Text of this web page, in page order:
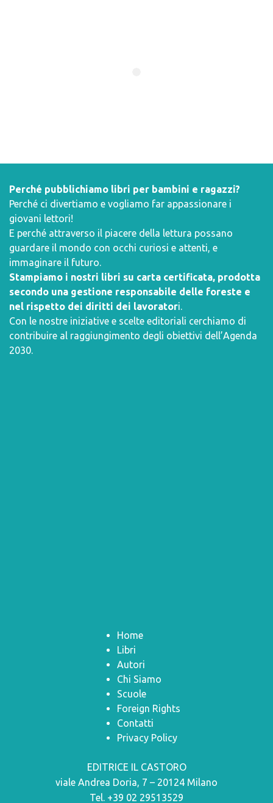
Perché pubblichiamo libri per bambini e ragazzi?
Perché ci divertiamo e vogliamo far appassionare i
giovani lettori!
E perché attraverso il piacere della lettura possano
guardare il mondo con occhi curiosi e attenti, e
immaginare il futuro.
Stampiamo i nostri libri su carta certificata, prodotta
secondo una gestione responsabile delle foreste e
nel rispetto dei diritti dei lavoratori.
Con le nostre iniziative e scelte editoriali cerchiamo di
contribuire al raggiungimento degli obiettivi dell’Agenda
2030.
Home
Libri
Autori
Chi Siamo
Scuole
Foreign Rights
Contatti
Privacy Policy
EDITRICE IL CASTORO
viale Andrea Doria, 7 – 20124 Milano
Tel. +39 02 29513529